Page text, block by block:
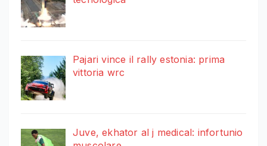
Pajari vince il rally estonia: prima
vittoria wrc
Juve, ekhator al j medical: infortunio